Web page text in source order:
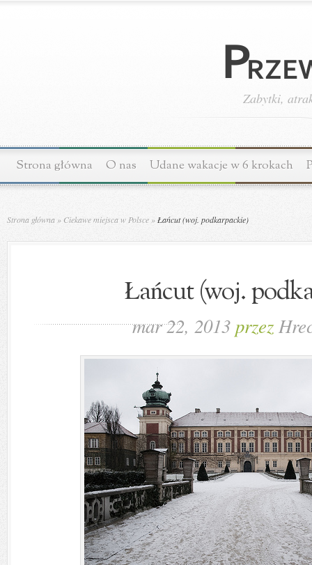
Zabytki,
Strona główna O nas Udane wakacje w 6 krokach
Strona główna » Ciekawe miejsca w Polsce »Łańcut (woj. podkarpackie)
Łańcut (woj.
mar 22, 2013 przez